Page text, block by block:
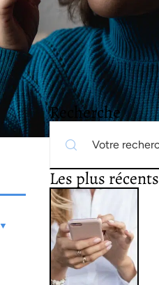
Recherche
Les plus récents